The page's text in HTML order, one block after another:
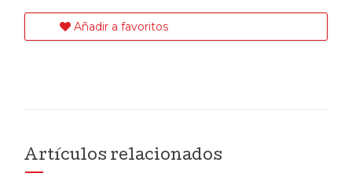
Añadir a favoritos
Artículos relacionados